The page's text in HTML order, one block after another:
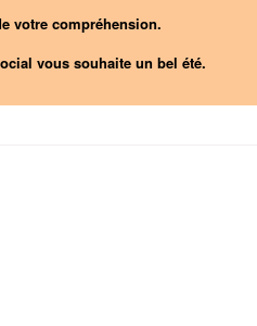
votre compréhension.
vous souhaite un bel été.